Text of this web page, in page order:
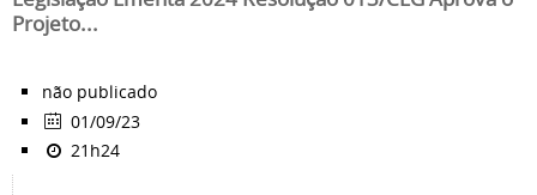
Projeto...
não publicado
01/09/23
21h24